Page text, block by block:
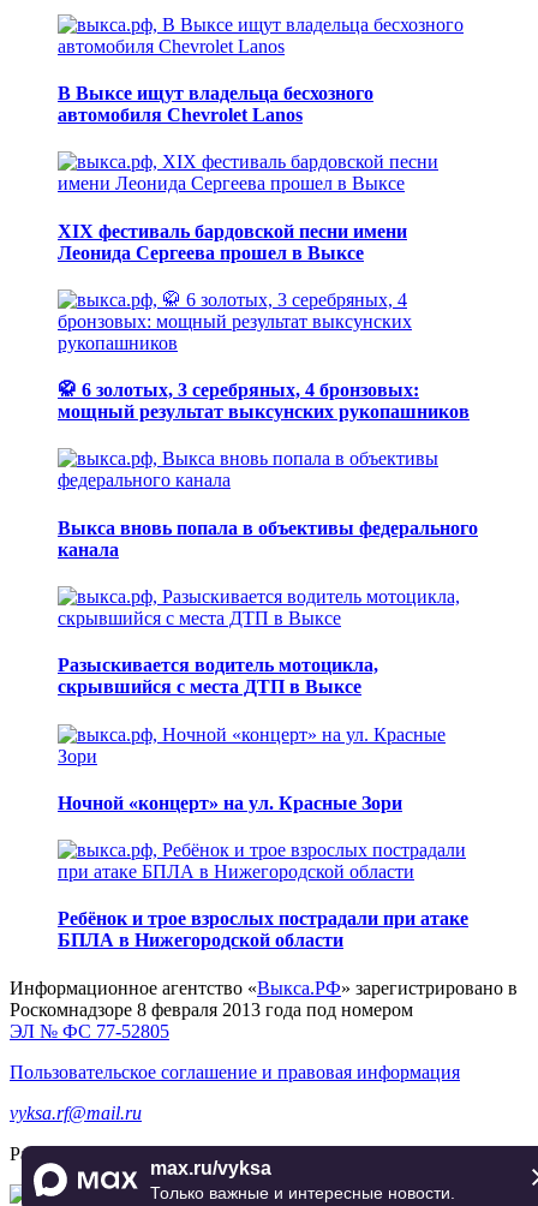
В Выксе ищут владельца бесхозного
автомобиля Chevrolet Lanos
XIX фестиваль бардовской песни имени
Леонида Сергеева прошел в Выксе
🥋 6 золотых, 3 серебряных, 4 бронзовых:
мощный результат выксунских рукопашников
Выкса вновь попала в объективы федерального
канала
Разыскивается водитель мотоцикла,
скрывшийся с места ДТП в Выксе
Ночной «концерт» на ул. Красные Зори
Ребёнок и трое взрослых пострадали при атаке
БПЛА в Нижегородской области
max.ru/vyksa
Только важные и интересные новости.
Информационное агентство «Выкса.РФ» зарегистрировано в
Роскомнадзоре 8 февраля 2013 года под номером
ЭЛ № ФС 77-52805
Пользовательское соглашение и правовая информация
vyksa.rf@mail.ru
Разработка и продвижение —